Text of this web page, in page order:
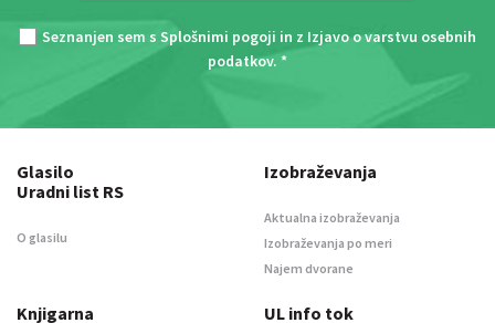
Seznanjen sem s Splošnimi pogoji in z Izjavo o varstvu osebnih
podatkov. *
Glasilo
Uradni list RS
O glasilu
Izobraževanja
Aktualna izobraževanja
Izobraževanja po meri
Najem dvorane
Knjigarna UL info tok